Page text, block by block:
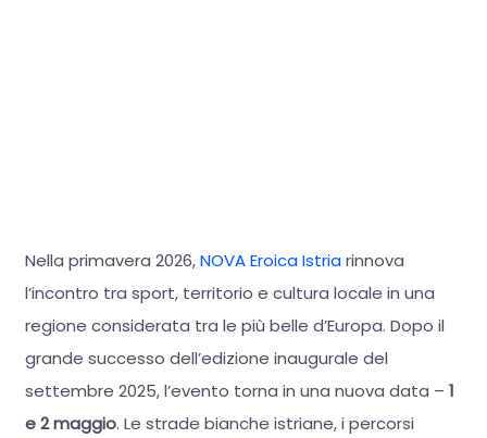
Nella primavera 2026,NOVA Eroica Istriarinnova
l’incontro tra sport, territorio e cultura locale in una
regione considerata tra le più belle d’Europa. Dopo il
grande successo dell’edizione inaugurale del
settembre 2025, l’evento torna in una nuova data – 1
e 2 maggio. Le strade bianche istriane, i percorsi